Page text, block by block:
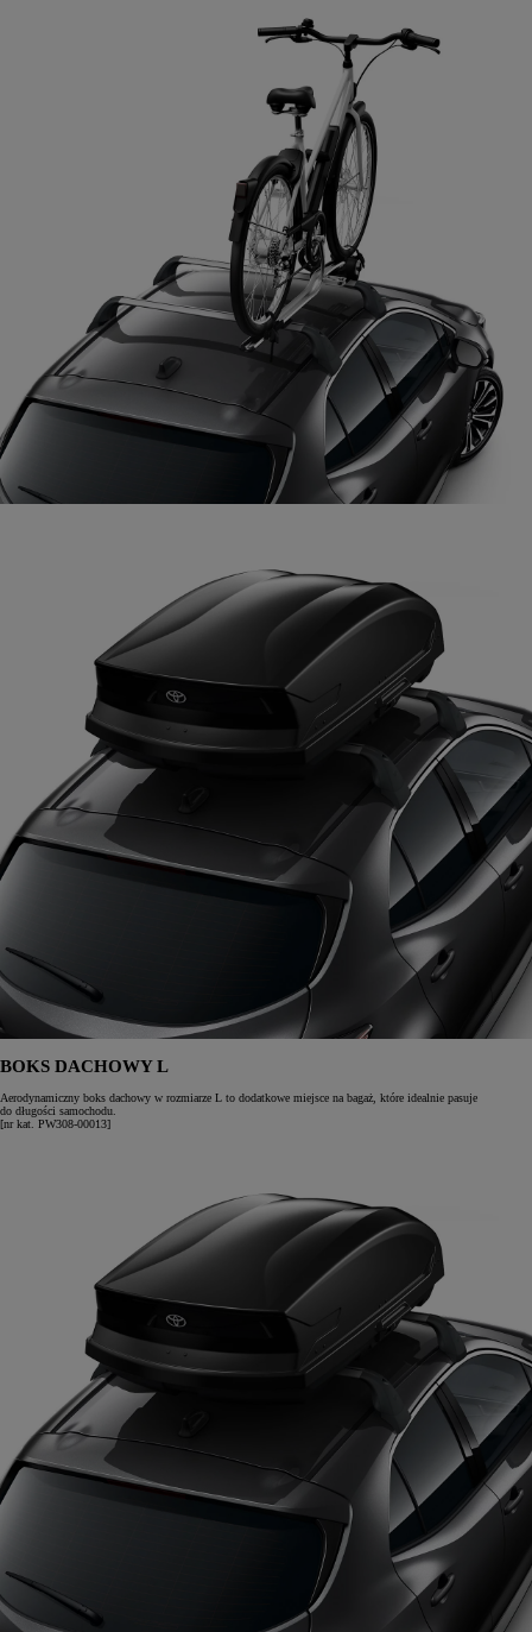
BOKS DACHOWY L
Aerodynamiczny boks dachowy w rozmiarze L to dodatkowe miejsce na bagaż, które idealnie pasuje
do długości samochodu.
[nr kat. PW308-00013]